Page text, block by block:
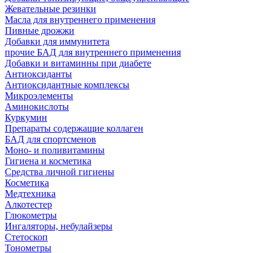
Жевательные резинки
Масла для внутреннего применения
Пивные дрожжи
Добавки для иммунитета
прочие БАД для внутреннего применения
Добавки и витаминны при диабете
Антиоксиданты
Антиоксидантные комплексы
Микроэлементы
Аминокислоты
Куркумин
Препараты содержащие коллаген
БАД для спортсменов
Моно- и поливитамины
Гигиена и косметика
Средства личной гигиены
Косметика
Медтехника
Алкотестер
Глюкометры
Ингаляторы, небулайзеры
Стетоскоп
Тонометры